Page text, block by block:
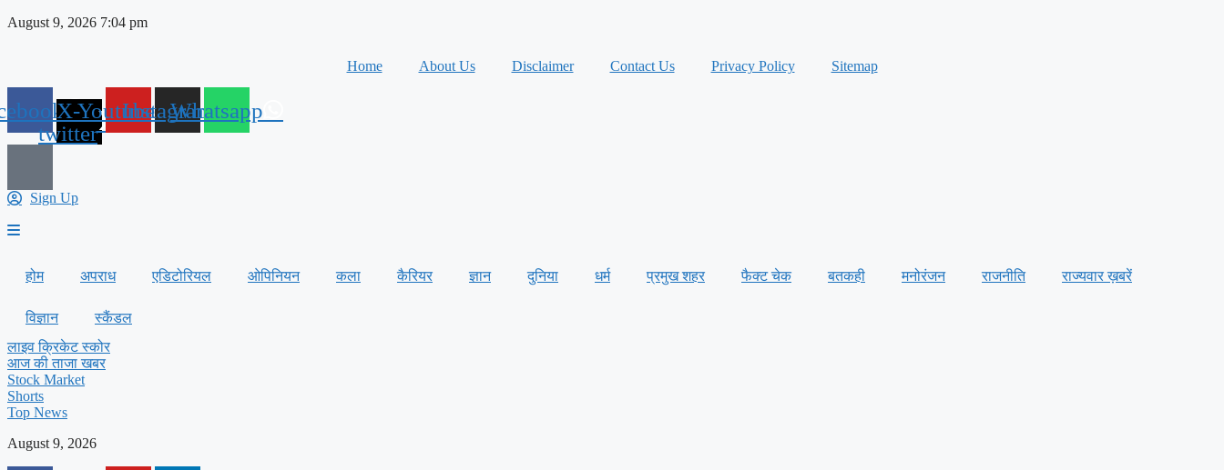
Skip
August 9, 2026 7:04 pm
Home About Us Disclaimer Contact Us Privacy Policy Sitemap
X-
twitter
YoutubeInstagramWhatsapp
Sign Up
होम अपराध एडिटोरियल ओपिनियन कला कैरियर ज्ञान दुनिया धर्म प्रमुख शहर फैक्ट चेक बतकही मनोरंजन राजनीति राज्यवार ख़बरें
विज्ञान
स्कैंडल
लाइव क्रिकेट स्कोर
आज की ताजा खबर
Stock Market
Shorts
Top News
August 9, 2026